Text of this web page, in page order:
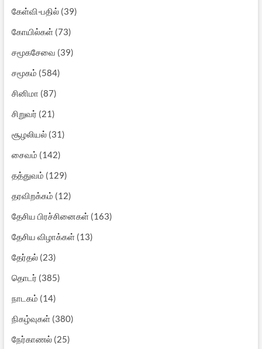
கேள்வி-பதில்(39)
கோயில்கள்(73)
சமூகசேவை (39)
சமூகம் (584)
சினிமா (87)
சிறுவர் (21)
சூழலியல்(31)
சைவம் (142)
தத்துவம் (129)
தரவிறக்கம் (12)
தேசிய பிரச்சினைகள்(163)
தேசிய விழாக்கள்(13)
தேர்தல்(23)
தொடர் (385)
நாடகம் (14)
நிகழ்வுகள்(380)
நேர்காணல்(25)